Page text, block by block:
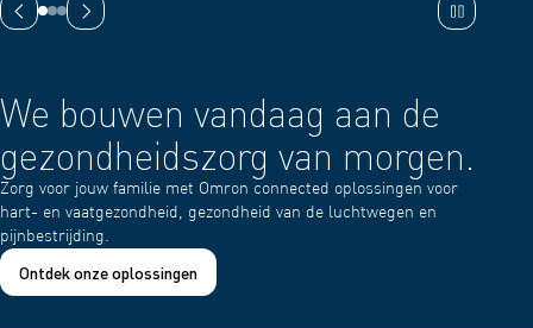
We bouwen vandaag aan de
gezondheidszorg van morgen.
Zorg voor jouw familie met Omron connected oplossingen voor
hart- en vaatgezondheid, gezondheid van de luchtwegen en
pijnbestrijding.
Ontdek onze oplossingen
Vorige diaVolgende dia